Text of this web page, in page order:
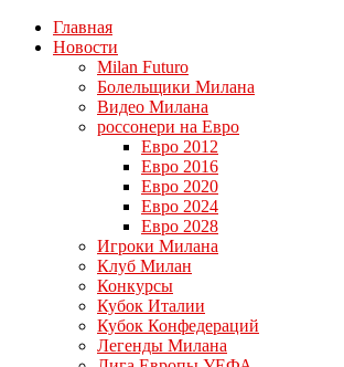
Главная
Новости
Milan Futuro
Болельщики Милана
Видео Милана
россонери на Евро
Евро 2012
Евро 2016
Евро 2020
Евро 2024
Евро 2028
Игроки Милана
Клуб Милан
Конкурсы
Кубок Италии
Кубок Конфедераций
Легенды Милана